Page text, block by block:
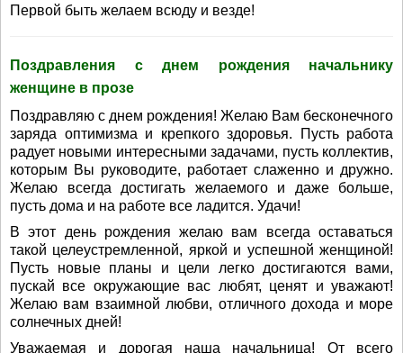
Первой быть желаем всюду и везде!
Поздравления с днем рождения начальнику
женщине в прозе
Поздравляю с днем рождения! Желаю Вам бесконечного
заряда оптимизма и крепкого здоровья. Пусть работа
радует новыми интересными задачами, пусть коллектив,
которым Вы руководите, работает слаженно и дружно.
Желаю всегда достигать желаемого и даже больше,
пусть дома и на работе все ладится. Удачи!
В этот день рождения желаю вам всегда оставаться
такой целеустремленной, яркой и успешной женщиной!
Пусть новые планы и цели легко достигаются вами,
пускай все окружающие вас любят, ценят и уважают!
Желаю вам взаимной любви, отличного дохода и море
солнечных дней!
Уважаемая и дорогая наша начальница! От всего